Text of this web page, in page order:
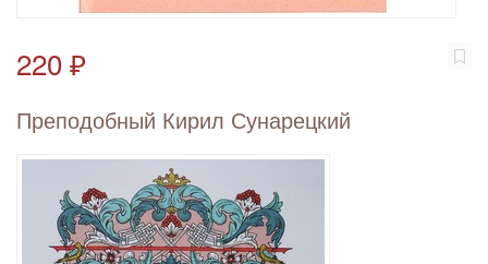
220 ₽
Преподобный Кирил Сунарецкий